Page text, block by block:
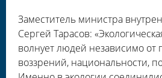
Заместитель министра
Сергей Тарасов:
волнует людей независимо от
воззрений, национальности,